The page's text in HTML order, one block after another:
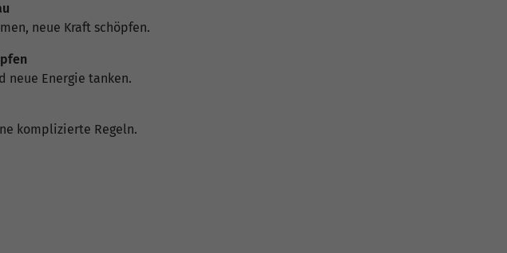
neue Kraft schöpfen.
neue Energie tanken.
komplizierte Regeln.